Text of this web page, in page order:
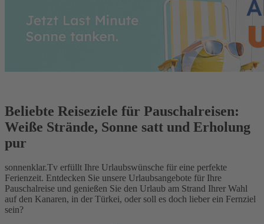
Beliebte Reiseziele für Pauschalreisen:
Weiße Strände, Sonne satt und Erholung
pur
sonnenklar.Tv erfüllt Ihre Urlaubswünsche für eine perfekte
Ferienzeit. Entdecken Sie unsere Urlaubsangebote für Ihre
Pauschalreise und genießen Sie den Urlaub am Strand Ihrer Wahl
auf den Kanaren, in der Türkei, oder soll es doch lieber ein Fernziel
sein?